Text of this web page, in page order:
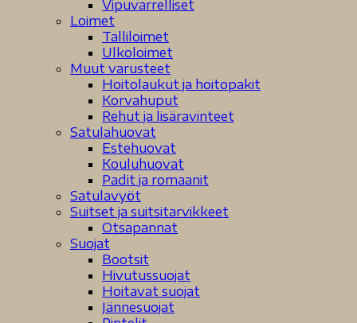
Vipuvarrelliset
Loimet
Talliloimet
Ulkoloimet
Muut varusteet
Hoitolaukut ja hoitopakit
Korvahuput
Rehut ja lisäravinteet
Satulahuovat
Estehuovat
Kouluhuovat
Padit ja romaanit
Satulavyöt
Suitset ja suitsitarvikkeet
Otsapannat
Suojat
Bootsit
Hivutussuojat
Hoitavat suojat
Jännesuojat